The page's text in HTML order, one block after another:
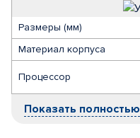
Размеры (мм)
Материал корпуса
Процессор
Показать полностью